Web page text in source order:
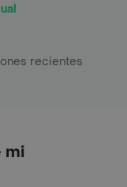
recientes
mi